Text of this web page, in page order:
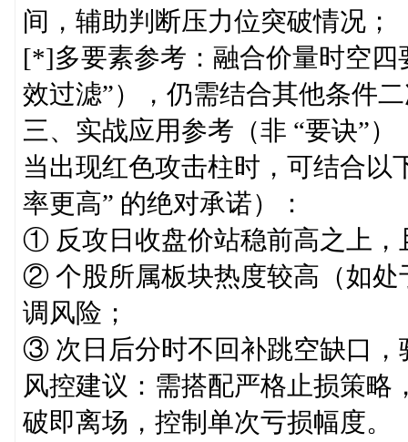
间，辅助判断压力位突破情况；
[*]多要素参考：融合价量时空四
效过滤”），仍需结合其他条件
三、实战应用参考（非 “要诀”）
当出现红色攻击柱时，可结合以
率更高” 的绝对承诺）：
① 反攻日收盘价站稳前高之上，
② 个股所属板块热度较高（如处
调风险；
③ 次日后分时不回补跳空缺口，
风控建议：需搭配严格止损策
破即离场，控制单次亏损幅度。